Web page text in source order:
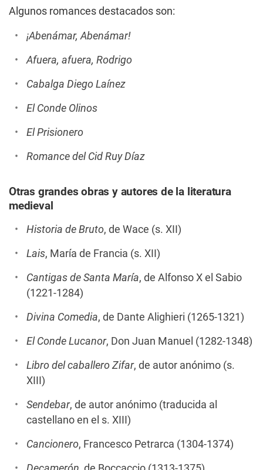
Algunos romances destacados son:
¡Abenámar, Abenámar!
Afuera, afuera, Rodrigo
Cabalga Diego Laínez
El Conde Olinos
El Prisionero
Romance del Cid Ruy Díaz
Otras grandes obras y autores de la literatura
medieval
Historia de Bruto, de Wace (s. XII)
Lais, María de Francia (s. XII)
Cantigas de Santa María, de Alfonso X el Sabio
(1221-1284)
Divina Comedia, de Dante Alighieri (1265-1321)
El Conde Lucanor, Don Juan Manuel (1282-1348)
Libro del caballero Zifar, de autor anónimo (s.
XIII)
Sendebar, de autor anónimo (traducida al
castellano en el s. XIII)
Cancionero, Francesco Petrarca (1304-1374)